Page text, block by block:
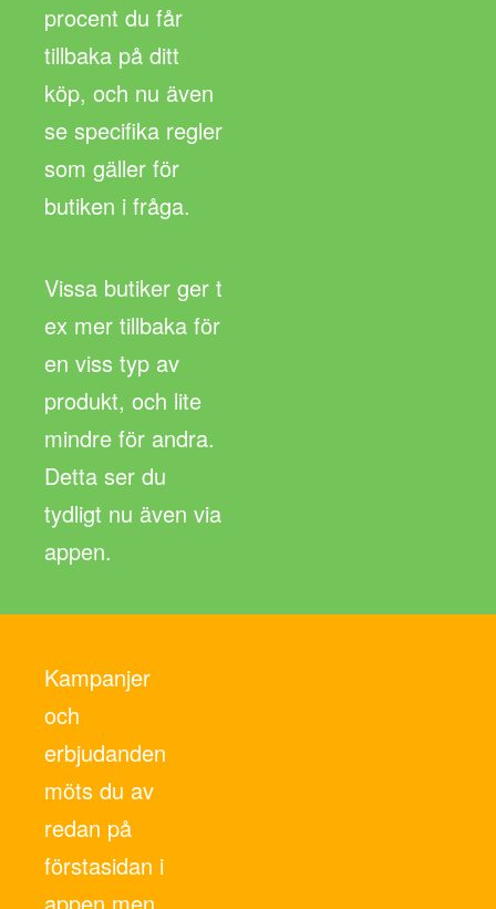
procent du får
tillbaka på ditt
köp, och nu även
se specifika regler
som gäller för
butiken i fråga.
Vissa butiker ger t
ex mer tillbaka för
en viss typ av
produkt, och lite
mindre för andra.
Detta ser du
tydligt nu även via
appen.
Kampanjer
och
erbjudanden
möts du av
redan på
förstasidan i